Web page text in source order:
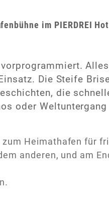
im PIERDREI
Die Steife
die
oder
Heimathafen für
anderen, und am